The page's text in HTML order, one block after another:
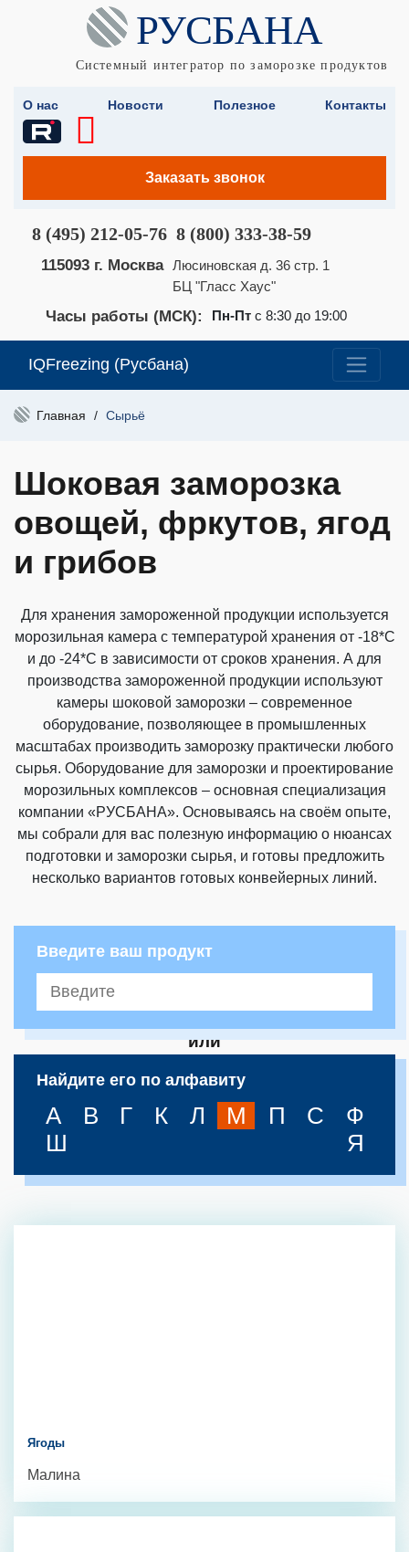
Системный интегратор по заморозке продуктов
О нас Новости Полезное Контакты
Заказать звонок
8 (495) 212-05-76 8 (800) 333-38-59
115093 г. Москва Люсиновская д. 36 стр. 1
БЦ "Гласс Хаус"
Часы работы (МСК): Пн-Пт с 8:30 до 19:00
IQFreezing (Русбана)
Главная / Сырьё
Шоковая заморозка
овощей, фркутов, ягод
и грибов
Для хранения замороженной продукции используется
морозильная камера с температурой хранения от -18*С
и до -24*С в зависимости от сроков хранения. А для
производства замороженной продукции используют
камеры шоковой заморозки – современное
оборудование, позволяющее в промышленных
масштабах производить заморозку практически любого
сырья. Оборудование для заморозки и проектирование
морозильных комплексов – основная специализация
компании «РУСБАНА». Основываясь на своём опыте,
мы собрали для вас полезную информацию о нюансах
подготовки и заморозки сырья, и готовы предложить
несколько вариантов готовых конвейерных линий.
Введите ваш продукт
или
Найдите его по алфавиту
А В Г К Л М П С
Ф
Ш
Я
Ягоды
Малина